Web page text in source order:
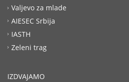
Valjevo za mlade
AIESEC Srbija
IASTH
Zeleni trag
IZDVAJAMO